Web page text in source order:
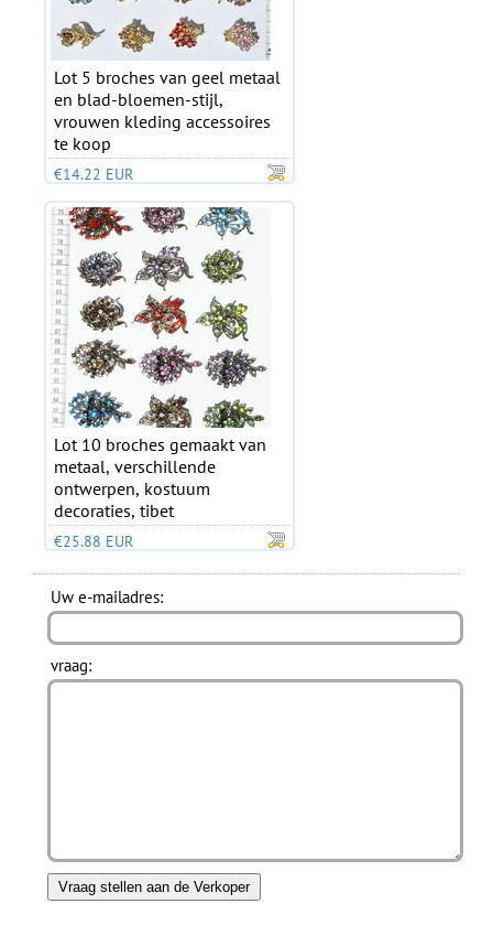
Lot 5 broches van geel metaal
en blad-bloemen-stijl,
vrouwen kleding accessoires
te koop
€14.22 EUR
Lot 10 broches gemaakt van
metaal, verschillende
ontwerpen, kostuum
decoraties, tibet
€25.88 EUR
Uw e-mailadres:
vraag: